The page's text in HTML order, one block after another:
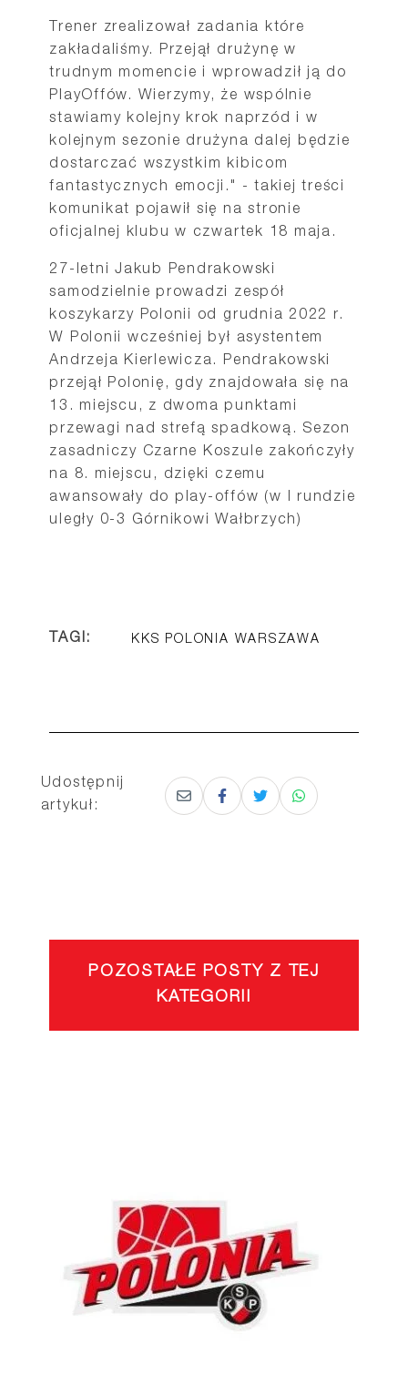
Trener zrealizował zadania które
zakładaliśmy. Przejął drużynę w
trudnym momencie i wprowadził ją do
PlayOffów. Wierzymy, że wspólnie
stawiamy kolejny krok naprzód i w
kolejnym sezonie drużyna dalej będzie
dostarczać wszystkim kibicom
fantastycznych emocji." - takiej treści
komunikat pojawił się na stronie
oficjalnej klubu w czwartek 18 maja.
27-letni Jakub Pendrakowski
samodzielnie prowadzi zespół
koszykarzy Polonii od grudnia 2022 r.
W Polonii wcześniej był asystentem
Andrzeja Kierlewicza. Pendrakowski
przejął Polonię, gdy znajdowała się na
13. miejscu, z dwoma punktami
przewagi nad strefą spadkową. Sezon
zasadniczy Czarne Koszule zakończyły
na 8. miejscu, dzięki czemu
awansowały do play-offów (w I rundzie
uległy 0-3 Górnikowi Wałbrzych)
TAGI: KKS POLONIA WARSZAWA
Udostępnij
artykuł:
POZOSTAŁE POSTY Z TEJ
KATEGORII